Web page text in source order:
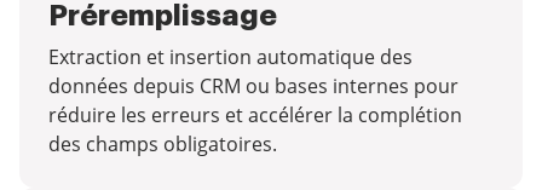
Préremplissage
Extraction et insertion automatique des
données depuis CRM ou bases internes pour
réduire les erreurs et accélérer la complétion
des champs obligatoires.